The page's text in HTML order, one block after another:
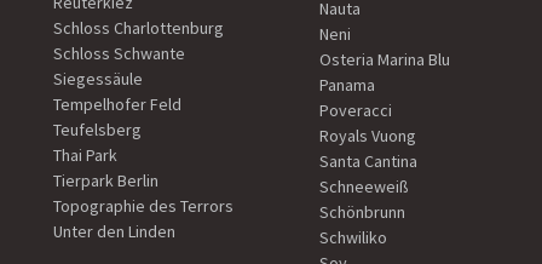
Schloss Charlottenburg
Schloss Schwante
Siegessäule
Tempelhofer Feld
Teufelsberg
Thai Park
Tierpark Berlin
Topographie des Terrors
Unter den Linden
Nauta
Neni
Osteria Marina Blu
Panama
Poveracci
Royals Vuong
Santa Cantina
Schneeweiß
Schönbrunn
Schwiliko